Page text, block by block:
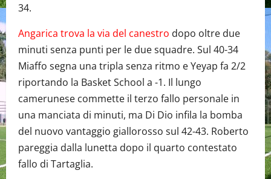
34.
Angarica trova la via del canestro dopo oltre due
minuti senza punti per le due squadre. Sul 40-34
Miaffo segna una tripla senza ritmo e Yeyap fa 2/2
riportando la Basket School a -1. Il lungo
camerunese commette il terzo fallo personale in
una manciata di minuti, ma Di Dio infila la bomba
del nuovo vantaggio giallorosso sul 42-43. Roberto
pareggia dalla lunetta dopo il quarto contestato
fallo di Tartaglia.